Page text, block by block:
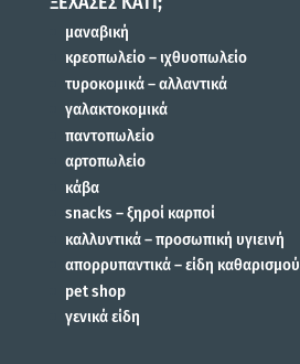
μαναβική
κρεοπωλείο – ιχθυοπωλείο
τυροκομικά – αλλαντικά
γαλακτοκομικά
παντοπωλείο
αρτοπωλείο
κάβα
snacks – ξηροί καρποί
καλλυντικά – προσωπική υγιεινή
απορρυπαντικά – είδη καθαρισμού
pet shop
γενικά είδη